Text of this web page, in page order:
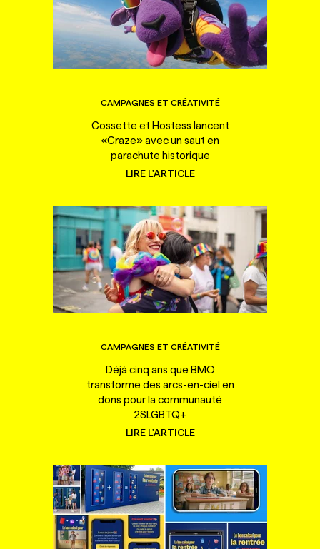
CAMPAGNES ET CRÉATIVITÉ
Cossette et Hostess lancent
«Craze» avec un saut en
parachute historique
LIRE L'ARTICLE
CAMPAGNES ET CRÉATIVITÉ
Déjà cinq ans que BMO
transforme des arcs-en-ciel en
dons pour la communauté
2SLGBTQ+
LIRE L'ARTICLE